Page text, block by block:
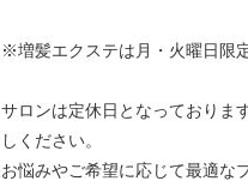
※増髪エクステは月・火曜日限定
サロンは定休日となっておりま
しください。
お悩みやご希望に応じて最適な